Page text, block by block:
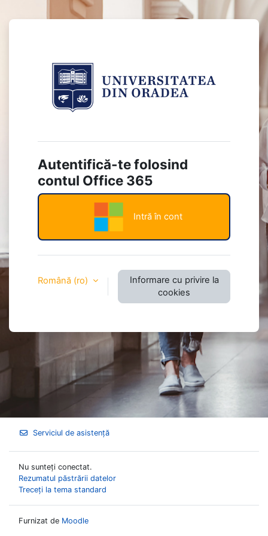
Sari la conţinutul principal
Conectați-vă
Autentifică-te folosind
contul Office 365
Intră în cont
Română ‎(ro)‎
Informare cu privire la
cookies
Serviciul de asistență
Nu sunteți conectat.
Rezumatul păstrării datelor
Treceți la tema standard
Furnizat de Moodle